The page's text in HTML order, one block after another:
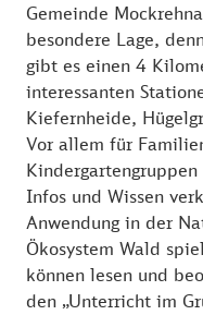
Gemeinde
besondere Lage,
gibt es einen 4
interessanten
Kiefernheide,
Vor allem für
Infos und Wissen
Anwendung in der
Ökosystem Wald
können lesen und
den „Unterricht im